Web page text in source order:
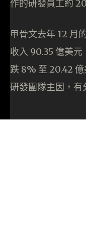
作的研發員工約
甲骨文去年 12 月
收入 90.35 億美
跌 8% 至 20.42
研發團隊主因，有